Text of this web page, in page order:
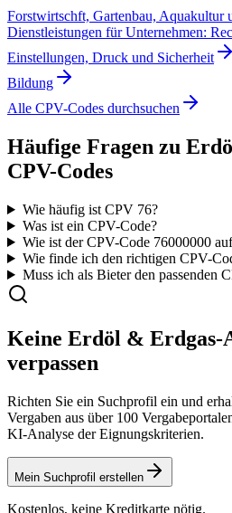
Forstwirtschft, Gartenbau, Aquakultur
Dienstleistungen für Unternehmen:
Einstellungen, Druck und Sicherheit
Bildung
Alle CPV-Codes durchsuchen
Häufige Fragen zu
CPV-Codes
Wie häufig ist CPV 76?
Was ist ein CPV-Code?
Wie ist der CPV-Code 76000000
Wie finde ich den richtigen CPV-
Muss ich als Bieter den passenden
Keine Erdöl & Erdgas-
verpassen
Richten Sie ein Suchprofil ein und
Vergaben aus über 100
KI-Analyse der Eignungskriterien.
Mein Suchprofil erstellen
Kostenlos, keine Kreditkarte nötig.